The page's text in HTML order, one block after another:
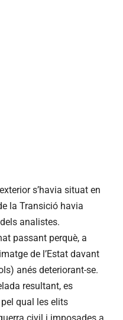
s’havia situat en
la Transició havia
analistes.
passant perquè, a
de l’Estat davant
anés deteriorant-se.
resultant, es
qual les elits
civil i imposades a